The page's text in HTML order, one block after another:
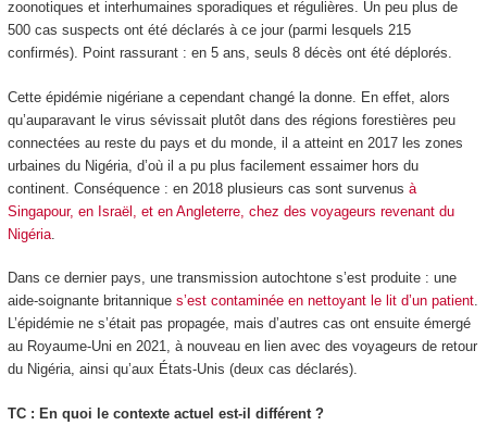
zoonotiques et interhumaines sporadiques et régulières. Un peu plus de
500 cas suspects ont été déclarés à ce jour (parmi lesquels 215
confirmés). Point rassurant : en 5 ans, seuls 8 décès ont été déplorés.
Cette épidémie nigériane a cependant changé la donne. En effet, alors
qu’auparavant le virus sévissait plutôt dans des régions forestières peu
connectées au reste du pays et du monde, il a atteint en 2017 les zones
urbaines du Nigéria, d’où il a pu plus facilement essaimer hors du
continent. Conséquence : en 2018 plusieurs cas sont survenus à
Singapour, en Israël, et en Angleterre, chez des voyageurs revenant du
Nigéria.
Dans ce dernier pays, une transmission autochtone s’est produite : une
aide-soignante britannique s’est contaminée en nettoyant le lit d’un patient.
L’épidémie ne s’était pas propagée, mais d’autres cas ont ensuite émergé
au Royaume-Uni en 2021, à nouveau en lien avec des voyageurs de retour
du Nigéria, ainsi qu’aux États-Unis (deux cas déclarés).
TC : En quoi le contexte actuel est-il différent ?